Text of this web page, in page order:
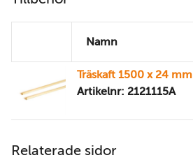
Namn
Träskaft 1500 x 24 mm
Artikelnr: 2121115A
Relaterade sidor